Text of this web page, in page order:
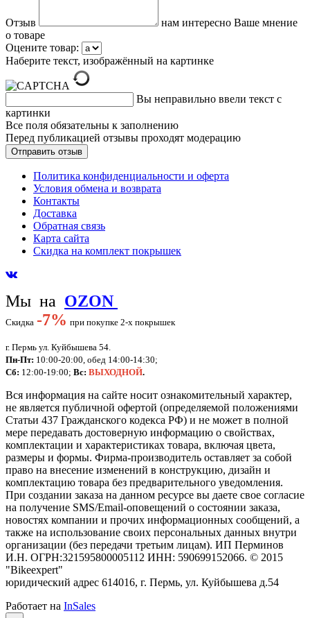
Отзыв
нам интересно Ваше мнение
о товаре
Оцените товар:
Наберите текст, изображённый на картинке
Вы неправильно ввели текст с
картинки
Все поля обязательны к заполнению
Перед публикацией отзывы проходят модерацию
Политика конфиденциальности и оферта
Условия обмена и возврата
Контакты
Доставка
Обратная связь
Карта сайта
Скидка на комплект покрышек
Мы на OZON
Скидка -7% при покупке 2-х покрышек
г. Пермь ул. Куйбышева 54.
Пн-Пт: 10:00-20:00, обед 14:00-14:30;
Сб: 12:00-19:00; Вс: ВЫХОДНОЙ.
Вся информация на сайте носит ознакомительный характер,
не является публичной офертой (определяемой положениями
Статьи 437 Гражданского кодекса РФ) и не может в полной
мере передавать достоверную информацию о свойствах,
комплектации и характеристиках товара, включая цвета,
размеры и формы. Фирма-производитель оставляет за собой
право на внесение изменений в конструкцию, дизайн и
комплектацию товара без предварительного уведомления.
При создании заказа на данном ресурсе вы даете свое согласие
на получение SMS/Email-оповещений о состоянии заказа,
новостях компании и прочих информационных сообщений, а
также на использование своих персональных данных внутри
организации (без передачи третьим лицам). ИП Перминов
И.Н. ОГРН:321595800005112 ИНН: 590699152066. © 2015
"Bikeexpert"
юридический адрес 614016, г. Пермь, ул. Куйбышева д.54
Работает на InSales